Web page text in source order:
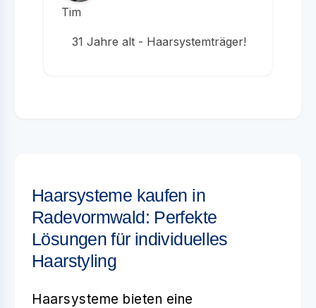
Tim
31 Jahre alt - Haarsystemträger!
Haarsysteme kaufen in
Radevormwald: Perfekte
Lösungen für individuelles
Haarstyling
Haarsysteme bieten eine